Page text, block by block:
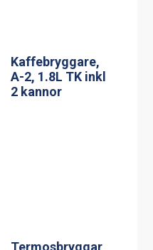
Termosbryggar
e, TERMOS A
2.2L TK inkl 2.2
liters rostfri